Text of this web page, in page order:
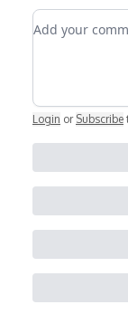
Add your
Login or Subscribe